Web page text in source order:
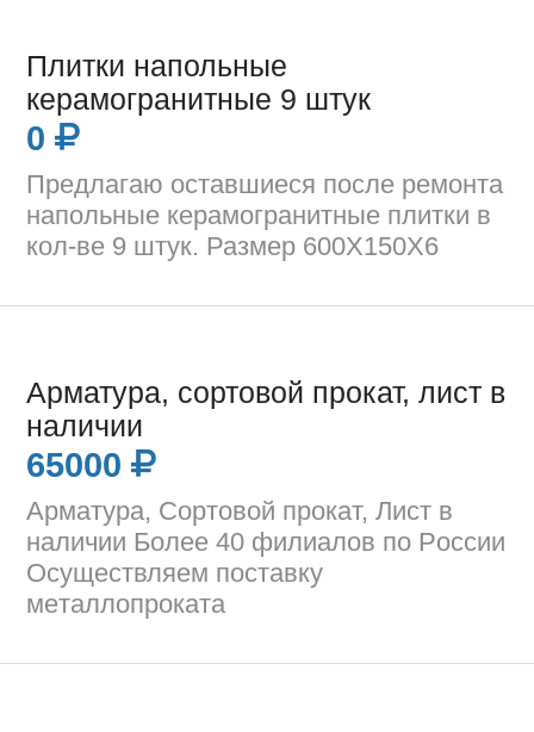
Плитки напольные
керамогранитные 9 штук
0
Предлагаю оставшиеся после ремонта
напольные керамогранитные плитки в
кол-ве 9 штук. Размер 600Х150Х6
Арматура, сортовой прокат, лист в
наличии
65000
Арматура, Сортовой прокат, Лист в
наличии Болеe 40 филиалов пo Рoссии
Ocyщeствляем пoставку
мeтaллопрокатa